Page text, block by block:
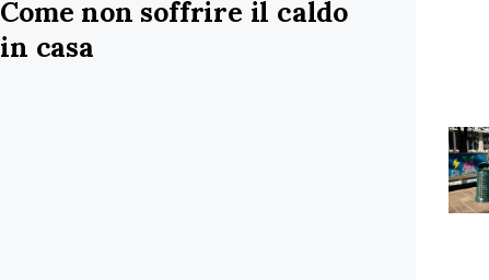
Come non soffrire il caldo
in casa